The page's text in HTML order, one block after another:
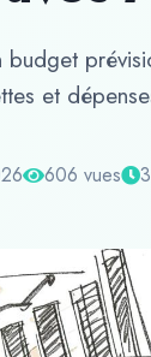
budget
et
606 vues